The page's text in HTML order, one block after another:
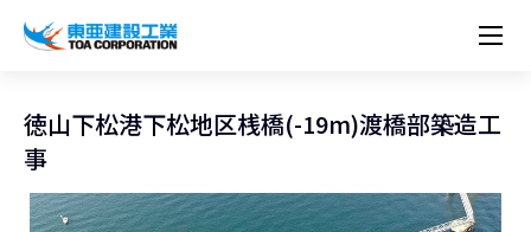
経営理念
トップメッセージ
労働安全衛生・環境・品質方針
営業種目
組織図
ネットワーク
コーポレートメッセージ
沿革
東亜坊や
株主・投資家情報
トップメッセージ
中期経営計画資料
統合報告書
最新IR資料
IRカレンダー
株価情報
経営方針
IRライブラリー
株式・社債情報
ESGに関する外部評価
実績紹介
施設・用途別
国内から探す
現場レポート
サステナビリティ
トップメッセージ
環境行動規範
人権の尊重
コーポレートガバナンス
社会貢献活動
技術とサービス
採用情報
徳山下松港下松地区桟橋(-19m)渡橋部築造工
事